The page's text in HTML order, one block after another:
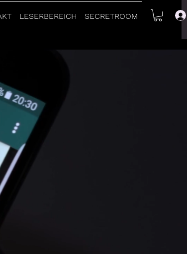
LESERBEREICH SECRETROOM